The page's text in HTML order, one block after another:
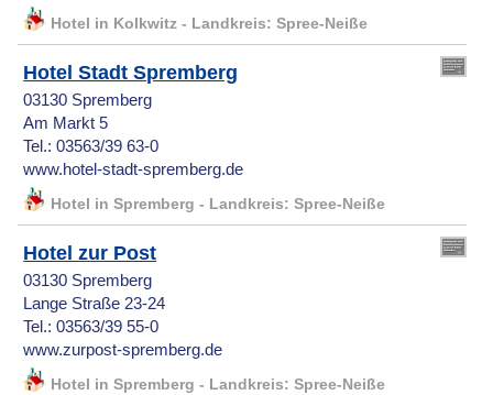
Hotel in Kolkwitz - Landkreis: Spree-Neiße
Hotel Stadt Spremberg
03130 Spremberg
Am Markt 5
Tel.: 03563/39 63-0
www.hotel-stadt-spremberg.de
Hotel in Spremberg - Landkreis: Spree-Neiße
Hotel zur Post
03130 Spremberg
Lange Straße 23-24
Tel.: 03563/39 55-0
www.zurpost-spremberg.de
Hotel in Spremberg - Landkreis: Spree-Neiße